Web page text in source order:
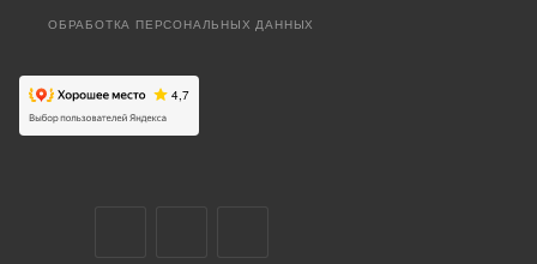
ОБРАБОТКА ПЕРСОНАЛЬНЫХ ДАННЫХ